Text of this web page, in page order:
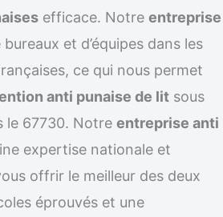
efficace. Notre entreprise
et d’équipes dans les
ce qui nous permet
anti punaise de lit sous
le 67730. Notre entreprise anti
expertise nationale et
offrir le meilleur des deux
éprouvés et une